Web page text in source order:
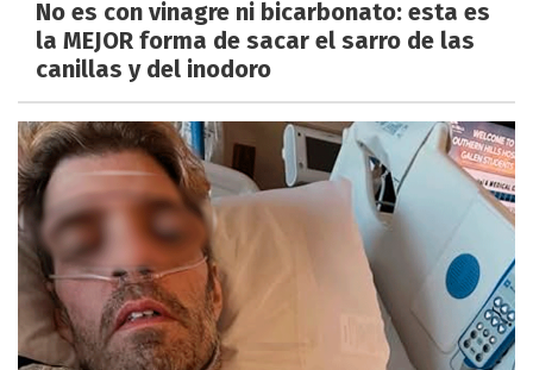
No es con vinagre ni bicarbonato: esta es
la MEJOR forma de sacar el sarro de las
canillas y del inodoro